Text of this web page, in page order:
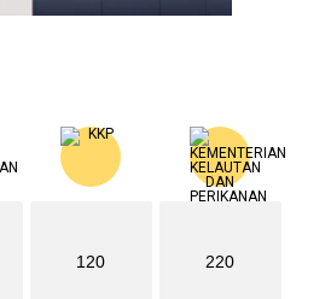
120 220